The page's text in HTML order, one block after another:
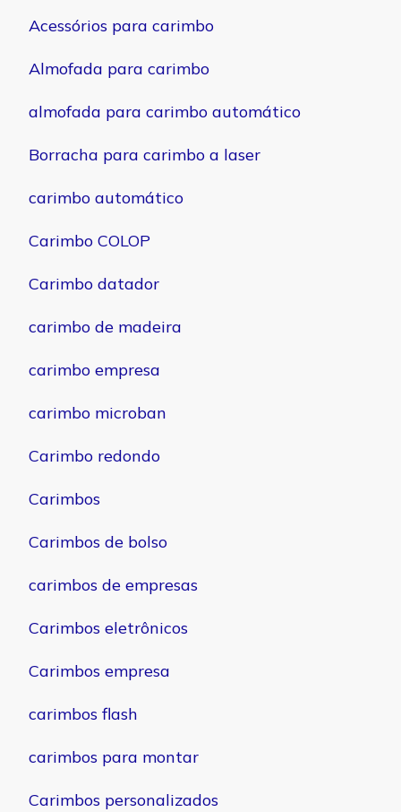
Acessórios para carimbo
Almofada para carimbo
almofada para carimbo automático
Borracha para carimbo a laser
carimbo automático
Carimbo COLOP
Carimbo datador
carimbo de madeira
carimbo empresa
carimbo microban
Carimbo redondo
Carimbos
Carimbos de bolso
carimbos de empresas
Carimbos eletrônicos
Carimbos empresa
carimbos flash
carimbos para montar
Carimbos personalizados